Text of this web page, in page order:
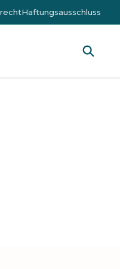
Haftungsausschluss